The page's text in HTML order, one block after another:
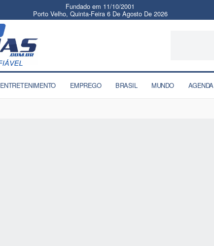
Fundado em 11/10/2001
Porto Velho, Quinta-Feira 6 De Agosto De 2026
ENTRETENIMENTO EMPREGO BRASIL MUNDO AGENDA